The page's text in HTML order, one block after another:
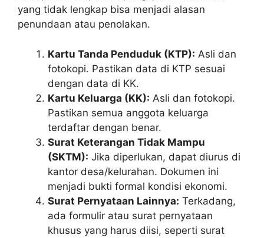
yang tidak lengkap bisa menjadi alasan
penundaan atau penolakan.
Kartu Tanda Penduduk (KTP): Asli dan
fotokopi. Pastikan data di KTP sesuai
dengan data di KK.
Kartu Keluarga (KK): Asli dan fotokopi.
Pastikan semua anggota keluarga
terdaftar dengan benar.
Surat Keterangan Tidak Mampu
(SKTM): Jika diperlukan, dapat diurus di
kantor desa/kelurahan. Dokumen ini
menjadi bukti formal kondisi ekonomi.
Surat Pernyataan Lainnya: Terkadang,
ada formulir atau surat pernyataan
khusus yang harus diisi, seperti surat